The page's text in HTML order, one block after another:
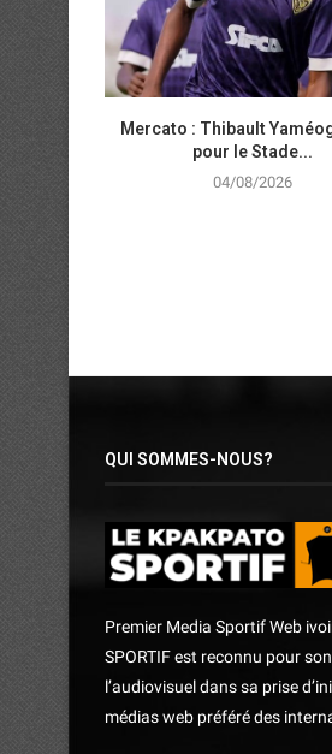
Mercato : Thibault
pour le Stade...
04/08/2026
QUI SOMMES-NOUS?
Premier Media Sportif Web
SPORTIF est reconnu pour
l’audiovisuel dans sa prise
médias web préféré des